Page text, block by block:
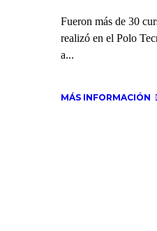
Fueron más de 30
realizó en el Polo
a...
MÁS INFORMACIÓN